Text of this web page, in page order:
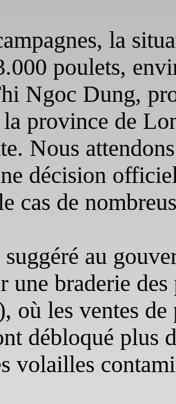
la
poulets,
Ngoc Dung,
la province de
Nous
décision
cas de
au
une braderie
où les ventes de
débloqué plus
volailles